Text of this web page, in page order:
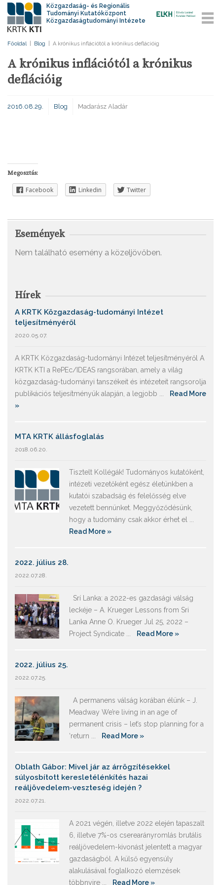
Közgazdaság- és Regionális
Tudományi Kutatóközpont
Közgazdaságtudományi Intézete
Főoldal Blog A krónikus inflációtól a krónikus deflációig
A krónikus inflációtól a krónikus
deflációig
2016.08.29. Blog Madarász Aladár
Megosztás:
Facebook Linkedin Twitter
Események
Nem található esemény a közeljövőben.
Hírek
A KRTK Közgazdaság-tudományi Intézet
teljesítményéről
2020.05.07.
A KRTK Közgazdaság-tudományi Intézet teljesítményéről A
KRTK KTI a RePEc/IDEAS rangsorában, amely a világ
közgazdaság-tudományi tanszékeit és intézeteit rangsorolja
publikációs teljesítményük alapján, a legjobb ...
Read More
»
MTA KRTK állásfoglalás
2018.06.20.
Tisztelt Kollégák! Tudományos kutatóként,
intézeti vezetőként egész életünkben a
kutatói szabadság és felelősség elve
vezetett bennünket. Meggyőződésünk,
hogy a tudomány csak akkor érhet el ...
Read More »
2022. július 28.
2022.07.28.
Srí Lanka: a 2022-es gazdasági válság
leckéje – A. Krueger Lessons from Sri
Lanka Anne O. Krueger Jul 25, 2022 –
Project Syndicate ...
Read More »
2022. július 25.
2022.07.25.
A permanens válság korában élünk – J.
Meadway We’re living in an age of
permanent crisis – let’s stop planning for a
‘return ...
Read More »
Oblath Gábor: Mivel jár az árrögzítésekkel
súlyosbított keresletélénkítés hazai
reáljövedelem-veszteség idején ?
2022.07.21.
A 2021 végén, illetve 2022 elején tapaszalt
6, illetve 7%-os cserearányromlás brutális
reáljövedelem-kivonást jelentett a magyar
gazdaságból. A külső egyensúly
alakulásával foglalkozó elemzések
többnyire ...
Read More »